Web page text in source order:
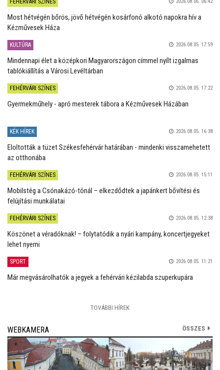
FEHÉRVÁRI SZÍNES
Most hétvégén bőrös, jövő hétvégén kosárfonó alkotó napokra hív a
Kézművesek Háza
KULTÚRA 2026.08.05. 17:59
Mindennapi élet a középkori Magyarországon címmel nyílt izgalmas
tablókiállítás a Városi Levéltárban
FEHÉRVÁRI SZÍNES 2026.08.05. 17:22
Gyermekműhely - apró mesterek tábora a Kézművesek Házában
KÉK HÍREK 2026.08.05. 16:38
Eloltották a tüzet Székesfehérvár határában - mindenki visszamehetett
az otthonába
FEHÉRVÁRI SZÍNES 2026.08.05. 15:11
Mobilstég a Csónakázó-tónál – elkezdődtek a japánkert bővítési és
felújítási munkálatai
FEHÉRVÁRI SZÍNES 2026.08.05. 12:38
Köszönet a véradóknak! – folytatódik a nyári kampány, koncertjegyeket
lehet nyerni
SPORT 2026.08.05. 11:21
Már megvásárolhatók a jegyek a fehérvári kézilabda szuperkupára
TOVÁBBI HÍREK
WEBKAMERA ÖSSZES